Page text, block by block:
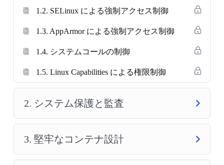
1.2. SELinux による強制アクセス制御
1.3. AppArmor による強制アクセス制御
1.4. システムコールの制御
1.5. Linux Capabilities による権限制御
2. システム保護と監査
3. 堅牢なコンテナ設計